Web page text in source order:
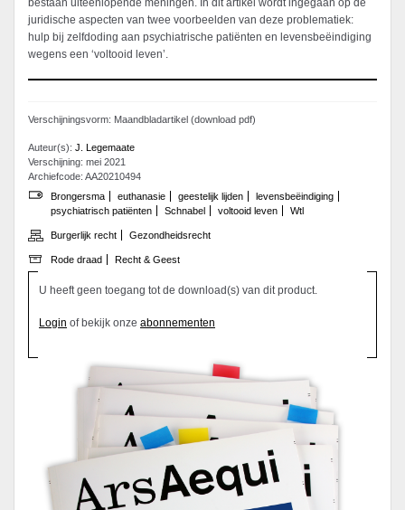
bestaan uiteenlopende meningen. In dit artikel wordt ingegaan op de
juridische aspecten van twee voorbeelden van deze problematiek:
hulp bij zelfdoding aan psychiatrische patiënten en levensbeëindiging
wegens een ‘voltooid leven’.
Verschijningsvorm: Maandbladartikel (download pdf)
Auteur(s): J. Legemaate
Verschijning: mei 2021
Archiefcode: AA20210494
Brongersma
euthanasie geestelijk lijden
levensbeëindiging
psychiatrisch patiënten
Schnabel voltooid leven Wtl
Burgerlijk recht Gezondheidsrecht
Rode draad Recht & Geest
U heeft geen toegang tot de download(s) van dit product.
Login of bekijk onze abonnementen